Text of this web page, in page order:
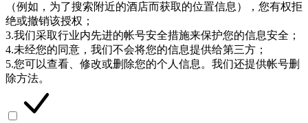
（例如，为了搜索附近的酒店而获取的位置信息），您有权拒
绝或撤销该授权；
3.我们采取行业内先进的帐号安全措施来保护您的信息安全；
4.未经您的同意，我们不会将您的信息提供给第三方；
5.您可以查看、修改或删除您的个人信息。我们还提供帐号删
除方法。